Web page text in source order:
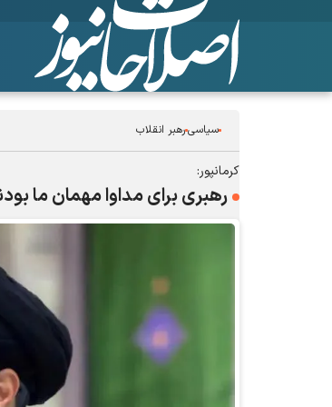
سیاسیرهبر انقلاب
کرمانپور:
رهبری برای مداوا مهمان ما